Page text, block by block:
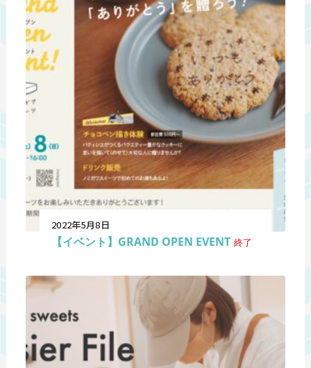
2022年5月8日
【イベント】GRAND OPEN EVENT 終了